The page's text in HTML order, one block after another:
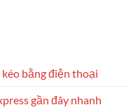
bằng điện thoại
gần đây nhanh